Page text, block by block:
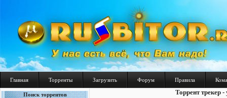
Главная Торренты Загрузить Форум Правила
Поиск торрентов Торрент трекер